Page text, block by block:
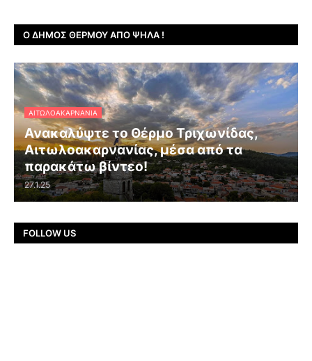
Ο ΔΉΜΟΣ ΘΈΡΜΟΥ ΑΠΌ ΨΗΛΆ !
ΑΙΤΩΛΟΑΚΑΡΝΑΝΊΑ
Ανακαλύψτε το Θέρμο Τριχωνίδας,
Αιτωλοακαρνανίας, μέσα από τα
παρακάτω βίντεο!
27.1.25
FOLLOW US